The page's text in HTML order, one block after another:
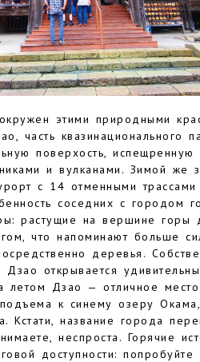
всей префектуре
в каждом городе и
сотни), древние храмы и
горы, река Могами и
возможность покататься на
этими природными
часть квазинационального
поверхость, испещренную
и вулканами. Зимой же
с 14 отменными
соседних с городом
растущие на вершине горы
что напоминают больше
деревья.
Дзао открывается
летом Дзао — отличное
к синему озеру
Кстати, название города
неспроста. Горячие
доступности: